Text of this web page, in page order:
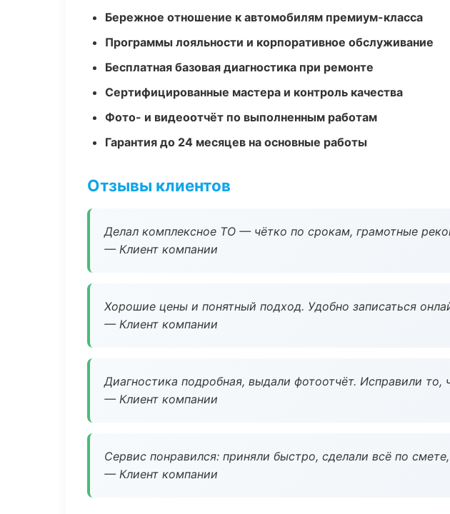
Бережное отношение к автомобилям премиум-класса
Программы лояльности и корпоративное обслуживание
Бесплатная базовая диагностика при ремонте
Сертифицированные мастера и контроль качества
Фото- и видеоотчёт по выполненным работам
Гарантия до 24 месяцев на основные работы
Отзывы клиентов
Делал комплексное ТО — чётко по срокам, грамотные
— Клиент компании
Хорошие цены и понятный подход. Удобно записаться
— Клиент компании
Диагностика подробная, выдали фотоотчёт. Исправили то,
— Клиент компании
Сервис понравился: приняли быстро, сделали всё по
— Клиент компании